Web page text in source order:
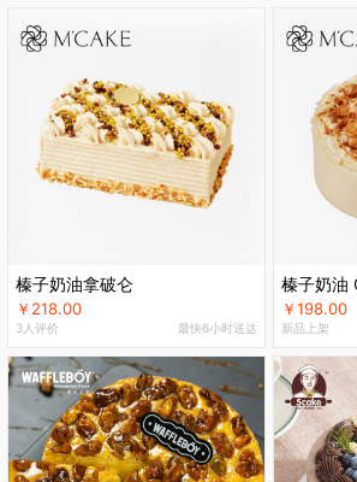
榛子奶油拿破仑
￥218.00
3人评价 最快6小时送达
榛子奶油
￥198.00
新品上架